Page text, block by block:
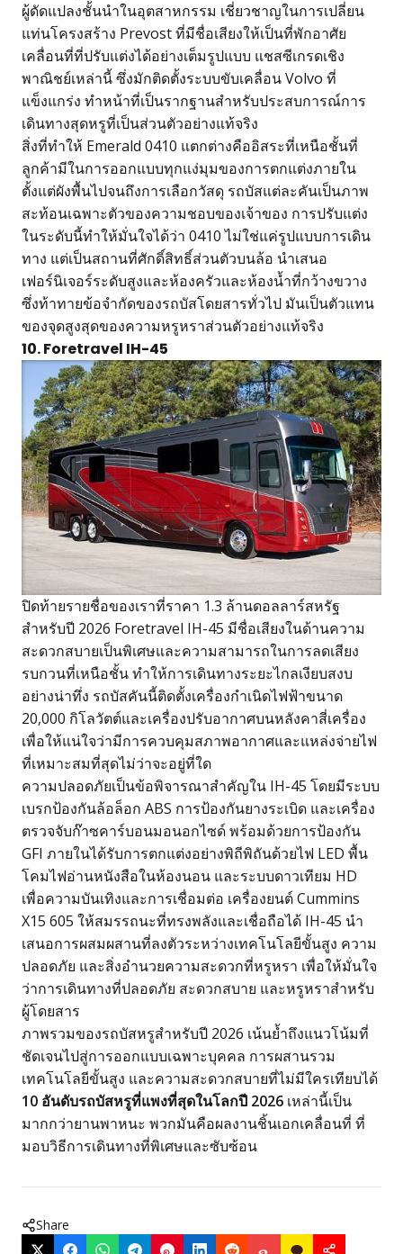
ผู้ดัดแปลงชั้นนำในอุตสาหกรรม เชี่ยวชาญในการเปลี่ยน
แท่นโครงสร้าง Prevost ที่มีชื่อเสียงให้เป็นที่พักอาศัย
เคลื่อนที่ที่ปรับแต่งได้อย่างเต็มรูปแบบ แชสซีเกรดเชิง
พาณิชย์เหล่านี้ ซึ่งมักติดตั้งระบบขับเคลื่อน Volvo ที่
แข็งแกร่ง ทำหน้าที่เป็นรากฐานสำหรับประสบการณ์การ
เดินทางสุดหรูที่เป็นส่วนตัวอย่างแท้จริง
สิ่งที่ทำให้ Emerald 0410 แตกต่างคืออิสระที่เหนือชั้นที่
ลูกค้ามีในการออกแบบทุกแง่มุมของการตกแต่งภายใน
ตั้งแต่ผังพื้นไปจนถึงการเลือกวัสดุ รถบัสแต่ละคันเป็นภาพ
สะท้อนเฉพาะตัวของความชอบของเจ้าของ การปรับแต่ง
ในระดับนี้ทำให้มั่นใจได้ว่า 0410 ไม่ใช่แค่รูปแบบการเดิน
ทาง แต่เป็นสถานที่ศักดิ์สิทธิ์ส่วนตัวบนล้อ นำเสนอ
เฟอร์นิเจอร์ระดับสูงและห้องครัวและห้องน้ำที่กว้างขวาง
ซึ่งท้าทายข้อจำกัดของรถบัสโดยสารทั่วไป มันเป็นตัวแทน
ของจุดสูงสุดของความหรูหราส่วนตัวอย่างแท้จริง
10. Foretravel IH-45
ปิดท้ายรายชื่อของเราที่ราคา 1.3 ล้านดอลลาร์สหรัฐ
สำหรับปี 2026 Foretravel IH-45 มีชื่อเสียงในด้านความ
สะดวกสบายเป็นพิเศษและความสามารถในการลดเสียง
รบกวนที่เหนือชั้น ทำให้การเดินทางระยะไกลเงียบสงบ
อย่างน่าทึ่ง รถบัสคันนี้ติดตั้งเครื่องกำเนิดไฟฟ้าขนาด
20,000 กิโลวัตต์และเครื่องปรับอากาศบนหลังคาสี่เครื่อง
เพื่อให้แน่ใจว่ามีการควบคุมสภาพอากาศและแหล่งจ่ายไฟ
ที่เหมาะสมที่สุดไม่ว่าจะอยู่ที่ใด
ความปลอดภัยเป็นข้อพิจารณาสำคัญใน IH-45 โดยมีระบบ
เบรกป้องกันล้อล็อก ABS การป้องกันยางระเบิด และเครื่อง
ตรวจจับก๊าซคาร์บอนมอนอกไซด์ พร้อมด้วยการป้องกัน
GFI ภายในได้รับการตกแต่งอย่างพิถีพิถันด้วยไฟ LED พื้น
โคมไฟอ่านหนังสือในห้องนอน และระบบดาวเทียม HD
เพื่อความบันเทิงและการเชื่อมต่อ เครื่องยนต์ Cummins
X15 605 ให้สมรรถนะที่ทรงพลังและเชื่อถือได้ IH-45 นำ
เสนอการผสมผสานที่ลงตัวระหว่างเทคโนโลยีขั้นสูง ความ
ปลอดภัย และสิ่งอำนวยความสะดวกที่หรูหรา เพื่อให้มั่นใจ
ว่าการเดินทางที่ปลอดภัย สะดวกสบาย และหรูหราสำหรับ
ผู้โดยสาร
ภาพรวมของรถบัสหรูสำหรับปี 2026 เน้นย้ำถึงแนวโน้มที่
ชัดเจนไปสู่การออกแบบเฉพาะบุคคล การผสานรวม
เทคโนโลยีขั้นสูง และความสะดวกสบายที่ไม่มีใครเทียบได้
10 อันดับรถบัสหรูที่แพงที่สุดในโลกปี 2026 เหล่านี้เป็น
มากกว่ายานพาหนะ พวกมันคือผลงานชิ้นเอกเคลื่อนที่ ที่
มอบวิธีการเดินทางที่พิเศษและซับซ้อน
Share